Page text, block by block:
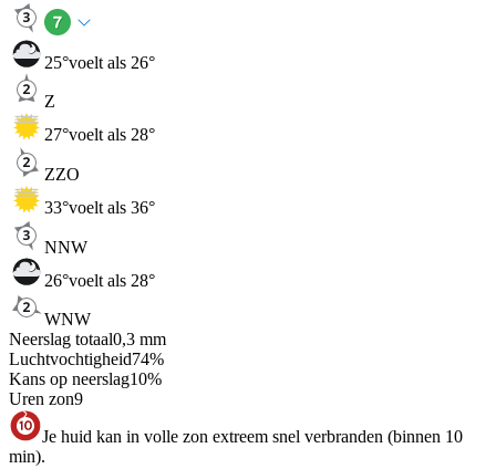
25°voelt als 26°
Z
27°voelt als 28°
ZZO
33°voelt als 36°
NNW
26°voelt als 28°
WNW
Neerslag totaal0,3 mm
Luchtvochtigheid74%
Kans op neerslag10%
Uren zon9
Je huid kan in volle zon extreem snel verbranden (binnen 10
min).